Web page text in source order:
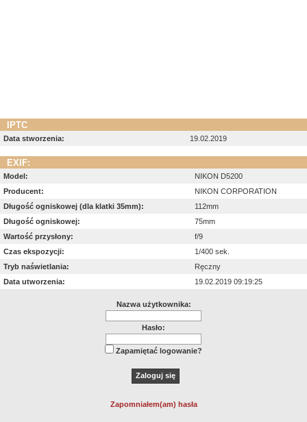
IPTC
Data stworzenia: 19.02.2019
EXIF:
Model:
NIKON D5200
Producent:
NIKON CORPORATION
Długość ogniskowej (dla klatki 35mm):
112mm
Długość ogniskowej:
75mm
Wartość przysłony:
f/9
Czas ekspozycji:
1/400 sek.
Tryb naświetlania:
Ręczny
Data utworzenia:
19.02.2019 09:19:25
Nazwa użytkownika:
Hasło:
Zapamiętać logowanie?
Zapomniałem(am) hasła